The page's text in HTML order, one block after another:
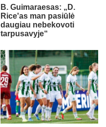
B. Guimaraesas: „D.
Rice'as man pasiūlė
daugiau nebekovoti
tarpusavyje“